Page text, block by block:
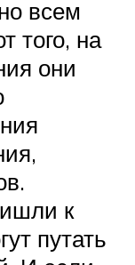
всем
того, на
они
к
путать